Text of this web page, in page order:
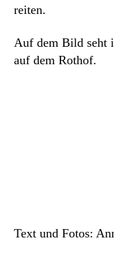
reiten.
Auf dem Bild seht
auf dem Rothof.
Text und Fotos: